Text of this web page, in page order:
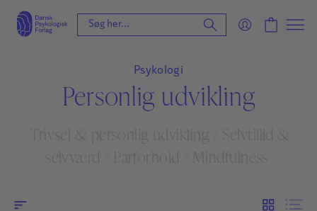
Psykologi
Personlig udvikling